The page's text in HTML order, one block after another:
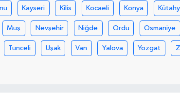
Kayseri Kilis Kocaeli Konya
Muş Nevşehir Niğde Ordu Osmaniye
Tunceli Uşak Van Yalova Yozgat